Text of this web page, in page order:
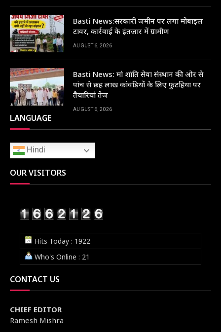
Basti News:सरकारी जमीन पर लगा मोबाइल
टावर, कार्रवाई के इंतजार में ग्रामीण
AUGUST 6, 2026
Basti News: मां शांति सेवा संस्थान की ओर से
पांच से छह लाख कांवड़ियों के लिए फुटहिया पर
तैयारियां तेज
AUGUST 6, 2026
LANGUAGE
Hindi
OUR VISITORS
Hits Today : 1922
Who's Online : 21
CONTACT US
CHIEF EDITOR
Ramesh Mishra